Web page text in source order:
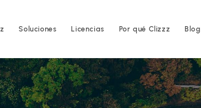
Soluciones Licencias Por qué Clizzz Blog